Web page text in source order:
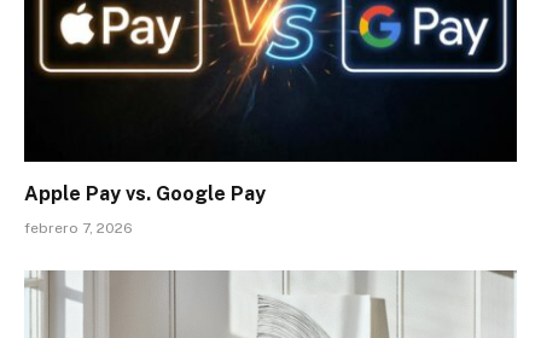
Apple Pay vs. Google Pay
febrero 7, 2026